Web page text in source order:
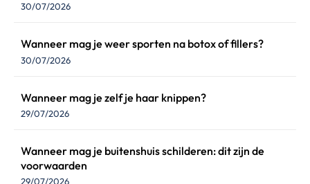
30/07/2026
Wanneer mag je weer sporten na botox of fillers?
30/07/2026
Wanneer mag je zelf je haar knippen?
29/07/2026
Wanneer mag je buitenshuis schilderen: dit zijn de
voorwaarden
29/07/2026